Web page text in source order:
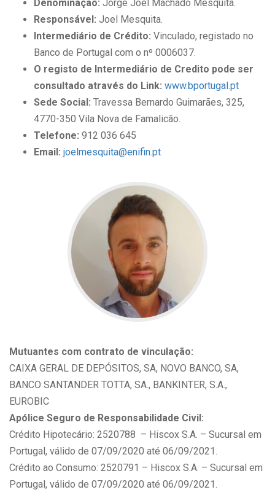
Denominação: Jorge Joel Machado Mesquita.
Responsável: Joel Mesquita.
Intermediário de Crédito: Vinculado, registado no
Banco de Portugal com o nº 0006037.
O registo de Intermediário de Credito pode ser
consultado através do Link: www.bportugal.pt
Sede Social: Travessa Bernardo Guimarães, 325,
4770-350 Vila Nova de Famalicão.
Telefone: 912 036 645
Email: joelmesquita@enifin.pt
Mutuantes com contrato de vinculação:
CAIXA GERAL DE DEPÓSITOS, SA, NOVO BANCO, SA,
BANCO SANTANDER TOTTA, SA., BANKINTER, S.A.,
EUROBIC
Apólice Seguro de Responsabilidade Civil:
Crédito Hipotecário: 2520788 – Hiscox S.A. – Sucursal em
Portugal, válido de 07/09/2020 até 06/09/2021.
Crédito ao Consumo: 2520791 – Hiscox S.A. – Sucursal em
Portugal, válido de 07/09/2020 até 06/09/2021.